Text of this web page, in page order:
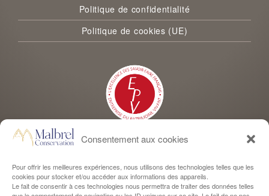
Consentement aux cookies
Pour offrir les meilleures expériences, nous utilisons des technologies telles que les
cookies pour stocker et/ou accéder aux informations des appareils.
Le fait de consentir à ces technologies nous permettra de traiter des données telles
Politique de confidentialité
Politique de cookies (UE)
Malbrel Conservation est labellisée Entreprise du Patrimoine Vivant